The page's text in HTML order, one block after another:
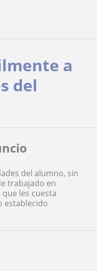
a
del
del alumno, sin
trabajado en
les cuesta
establecido